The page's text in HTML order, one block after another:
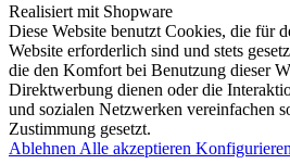
Realisiert mit Shopware
Diese Website benutzt Cookies, die für
Website erforderlich sind und stets
die den Komfort bei Benutzung dieser
Direktwerbung dienen oder die
und sozialen Netzwerken vereinfachen
Zustimmung gesetzt.
Ablehnen Alle akzeptieren Konfigurieren